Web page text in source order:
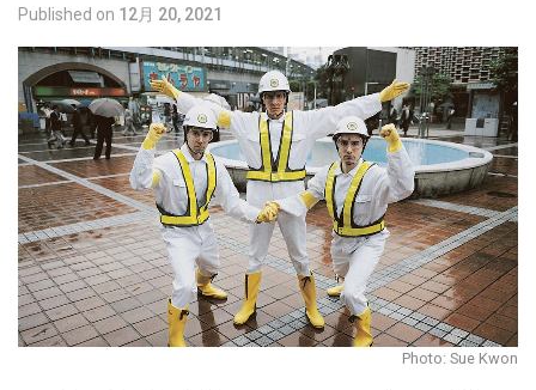
Published on 12月 20, 2021
Photo: Sue Kwon